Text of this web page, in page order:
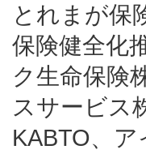
とれまが保
保険健全化
ク生命保険
スサービス
KABTO、